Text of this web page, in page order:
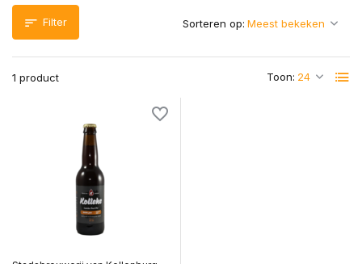
Filter
1 product Toon:
Sorteren op: